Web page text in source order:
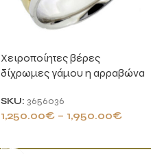
Χειροποίητες βέρες
δίχρωμες γάμου η αρραβώνα
SKU: 3656036
1,250.00€ – 1,950.00€